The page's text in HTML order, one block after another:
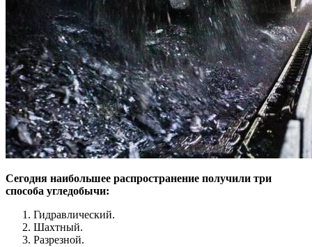
Сегодня наибольшее распространение получили три
способа угледобычи:
Гидравлический.
Шахтный.
Разрезной.